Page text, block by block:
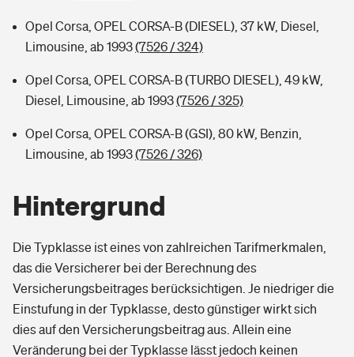
Opel Corsa, OPEL CORSA-B (DIESEL), 37 kW, Diesel,
Limousine, ab 1993(7526 / 324)
Opel Corsa, OPEL CORSA-B (TURBO DIESEL), 49 kW,
Diesel, Limousine, ab 1993(7526 / 325)
Opel Corsa, OPEL CORSA-B (GSI), 80 kW, Benzin,
Limousine, ab 1993(7526 / 326)
Hintergrund
Die Typklasse ist eines von zahlreichen Tarifmerkmalen,
das die Versicherer bei der Berechnung des
Versicherungsbeitrages berücksichtigen. Je niedriger die
Einstufung in der Typklasse, desto günstiger wirkt sich
dies auf den Versicherungsbeitrag aus. Allein eine
Veränderung bei der Typklasse lässt jedoch keinen